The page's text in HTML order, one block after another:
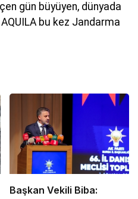
gün büyüyen, dünyada
bu kez Jandarma
Başkan Vekili Biba: